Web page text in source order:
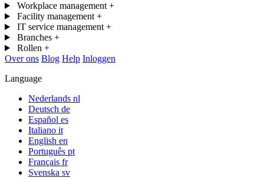
Workplace management +
Facility management +
IT service management +
Branches +
Rollen +
Over ons Blog Help Inloggen
Language
Nederlands nl
Deutsch de
Español es
Italiano it
English en
Português pt
Français fr
Svenska sv